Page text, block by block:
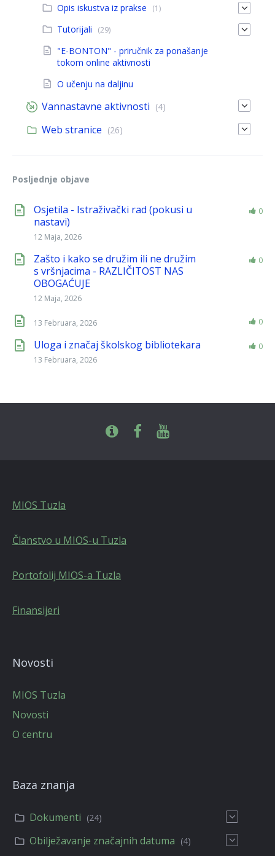
Opis iskustva iz prakse (1)
Tutorijali (29)
"E-BONTON" - priručnik za ponašanje
tokom online aktivnosti
O učenju na daljinu
Vannastavne aktivnosti (4)
Web stranice (26)
Posljednje objave
Osjetila - Istraživački rad (pokusi u
nastavi)
12 Maja, 2026
0
Zašto i kako se družim ili ne družim
s vršnjacima - RAZLIČITOST NAS
OBOGAĆUJE
12 Maja, 2026
0
13 Februara, 2026 0
Uloga i značaj školskog bibliotekara
13 Februara, 2026
0
MIOS Tuzla
Članstvo u MIOS-u Tuzla
Portofolij MIOS-a Tuzla
Finansijeri
Novosti
MIOS Tuzla
Novosti
O centru
Baza znanja
Dokumenti (24)
Obilježavanje značajnih datuma (4)